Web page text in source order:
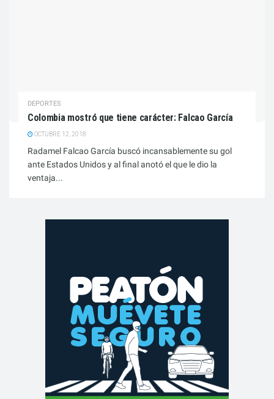
DEPORTES
Colombia mostró que tiene carácter: Falcao García
OCTUBRE 12, 2018
Radamel Falcao García buscó incansablemente su gol
ante Estados Unidos y al final anotó el que le dio la
ventaja...